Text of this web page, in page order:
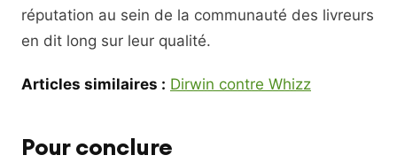
réputation au sein de la communauté des livreurs
en dit long sur leur qualité.
Articles similaires : Dirwin contre Whizz
Pour conclure